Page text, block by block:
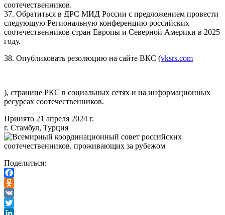
соотечественников.
37. Обратиться в ДРС МИД России с предложением провести
следующую Региональную конференцию российских
соотечественников стран Европы и Северной Америки в 2025
году.
38. Опубликовать резолюцию на сайте ВКС (vksrs.com
), странице РКС в социальных сетях и на информационных
ресурсах соотечественников.
Принято 21 апреля 2024 г.
г. Стамбул, Турция
Поделиться:
Facebook
Odnoklassniki
VK
Twitter